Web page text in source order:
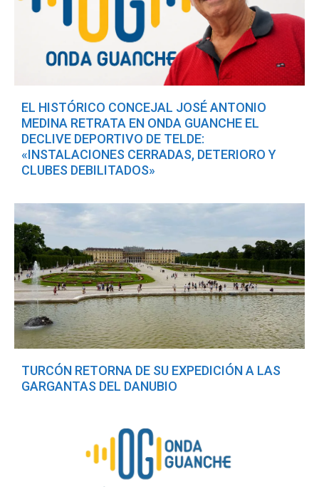
EL HISTÓRICO CONCEJAL JOSÉ ANTONIO
MEDINA RETRATA EN ONDA GUANCHE EL
DECLIVE DEPORTIVO DE TELDE:
«INSTALACIONES CERRADAS, DETERIORO Y
CLUBES DEBILITADOS»
TURCÓN RETORNA DE SU EXPEDICIÓN A LAS
GARGANTAS DEL DANUBIO